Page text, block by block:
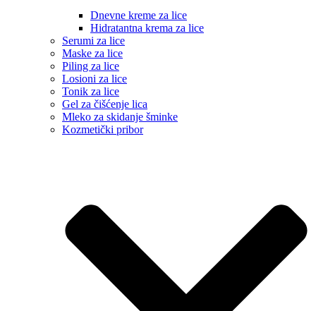
Dnevne kreme za lice
Hidratantna krema za lice
Serumi za lice
Maske za lice
Piling za lice
Losioni za lice
Tonik za lice
Gel za čišćenje lica
Mleko za skidanje šminke
Kozmetički pribor